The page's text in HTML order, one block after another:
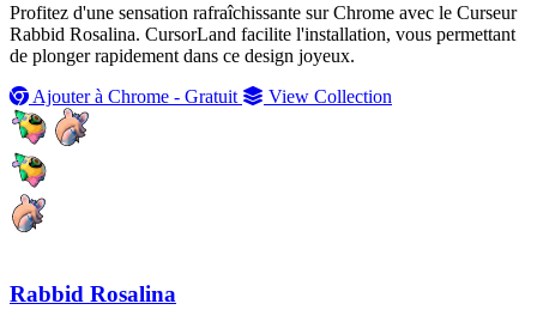
Profitez d'une sensation rafraîchissante sur Chrome avec le Curseur
Rabbid Rosalina. CursorLand facilite l'installation, vous permettant
de plonger rapidement dans ce design joyeux.
Ajouter à Chrome - Gratuit
View Collection
Rabbid Rosalina